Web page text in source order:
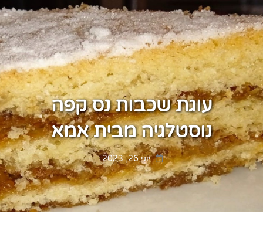
עוגת שכבות נס קפה
נוסטלגיה מבית אמא
Posted
on
יוני 26, 2023